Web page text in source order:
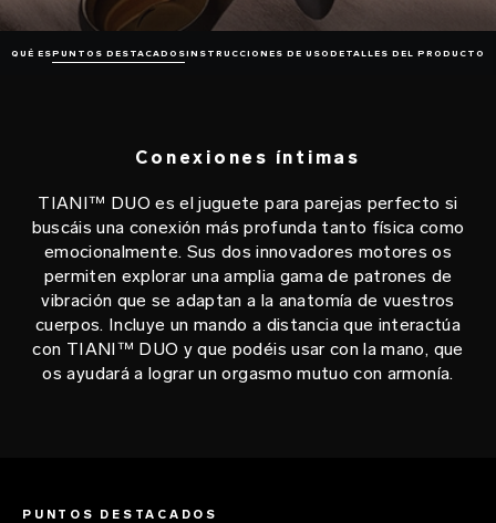
QUÉ ESPUNTOS DESTACADOSINSTRUCCIONES DE USO DETALLES DEL PRODUCTO
Conexiones íntimas
TIANI™ DUO es el juguete para parejas perfecto si
buscáis una conexión más profunda tanto física como
emocionalmente. Sus dos innovadores motores os
permiten explorar una amplia gama de patrones de
vibración que se adaptan a la anatomía de vuestros
cuerpos. Incluye un mando a distancia que interactúa
con TIANI™ DUO y que podéis usar con la mano, que
os ayudará a lograr un orgasmo mutuo con armonía.
PUNTOS DESTACADOS